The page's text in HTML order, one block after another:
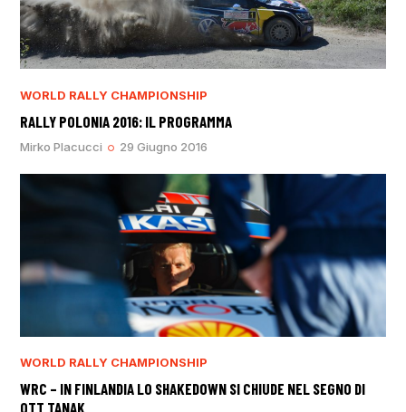
WORLD RALLY CHAMPIONSHIP
RALLY POLONIA 2016: IL PROGRAMMA
Mirko Placucci 29 Giugno 2016
WORLD RALLY CHAMPIONSHIP
WRC – IN FINLANDIA LO SHAKEDOWN SI CHIUDE NEL SEGNO DI
OTT TANAK